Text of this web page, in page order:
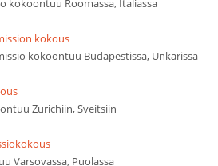
kokoontuu Roomassa, Italiassa
kokous
kokoontuu Budapestissa, Unkarissa
Zurichiin, Sveitsiin
Varsovassa, Puolassa